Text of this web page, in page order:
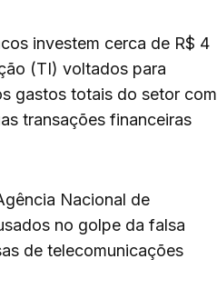
investem cerca de R$ 4
(TI) voltados para
gastos totais do setor com
transações financeiras
Nacional de
no golpe da falsa
de telecomunicações